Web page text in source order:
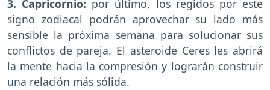
3. Capricornio: por último, los regidos por este
signo zodiacal podrán aprovechar su lado más
sensible la próxima semana para solucionar sus
conflictos de pareja. El asteroide Ceres les abrirá
la mente hacia la compresión y lograrán construir
una relación más sólida.